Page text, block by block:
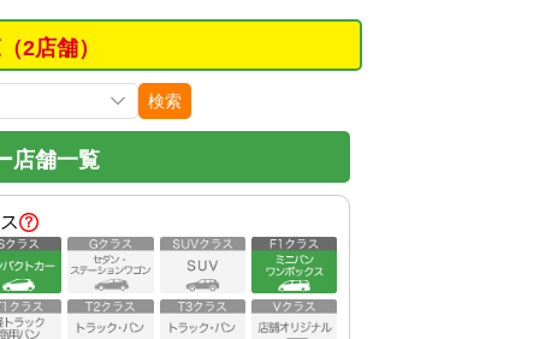
2店舗）
検索
店舗一覧